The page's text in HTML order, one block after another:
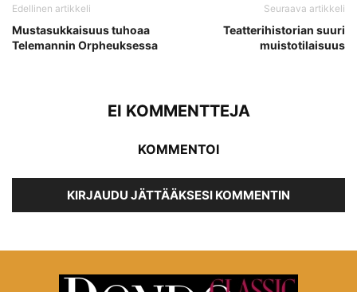
Edellinen artikkeli
Mustasukkaisuus tuhoaa
Telemannin Orpheuksessa
Seuraava artikkeli
Teatterihistorian suuri
muistotilaisuus
EI KOMMENTTEJA
KOMMENTOI
KIRJAUDU JÄTTÄÄKSESI KOMMENTIN